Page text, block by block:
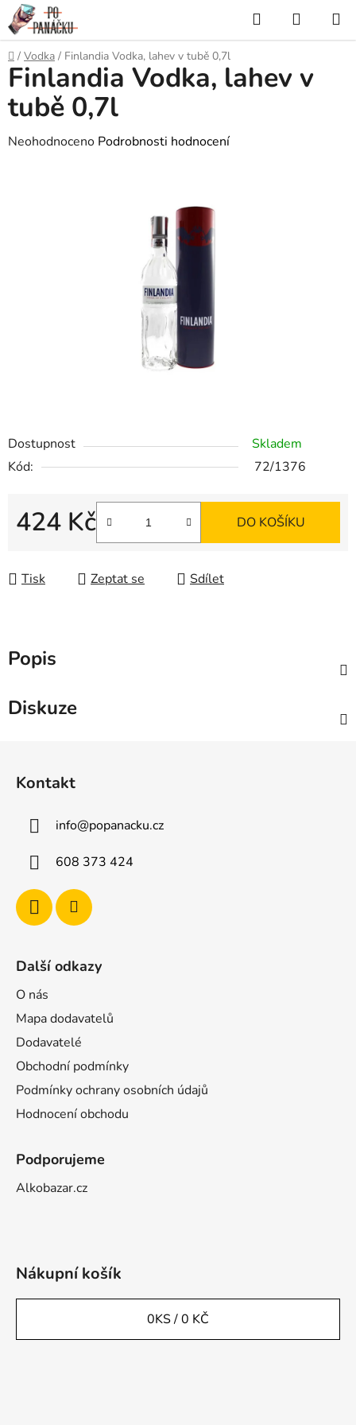
Přejít
na
obsah
Hledat
KOŠÍK
Domů
/ Vodka / Finlandia Vodka, lahev v tubě 0,7l
Dostupnost
Skladem
Kód:
72/1376
424 Kč DO KOŠÍKU
Tisk Zeptat se Sdílet
Finlandia Vodka, lahev v
tubě 0,7l
Průměrné
Neohodnoceno Podrobnosti hodnocení
Popis
Diskuze
Kontakt
info@popanacku.cz
608 373 424
Další odkazy
O nás
Mapa dodavatelů
Dodavatelé
Obchodní podmínky
Podmínky ochrany osobních údajů
Hodnocení obchodu
Podporujeme
Alkobazar.cz
Nákupní košík
0KS /0 KČ